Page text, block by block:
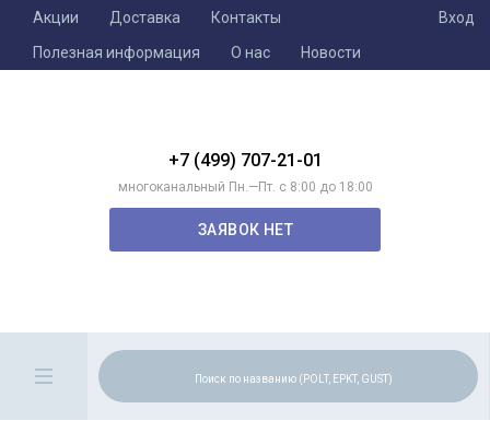
Акции Доставка
Контакты
Полезная информация
О нас Новости
Вход
+7 (499) 707-21-01
многоканальный Пн.—Пт. с 8:00 до 18:00
ЗАЯВОК НЕТ